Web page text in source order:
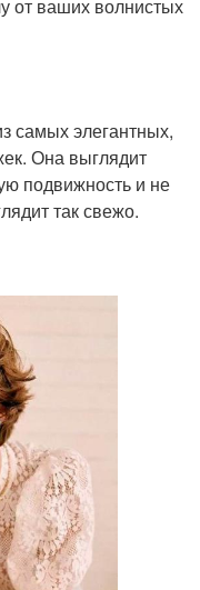
от ваших волнистых
самых элегантных,
Она выглядит
подвижность и не
так свежо.